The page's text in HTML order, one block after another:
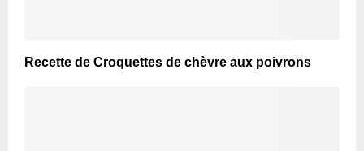
Recette de Croquettes de chèvre aux poivrons